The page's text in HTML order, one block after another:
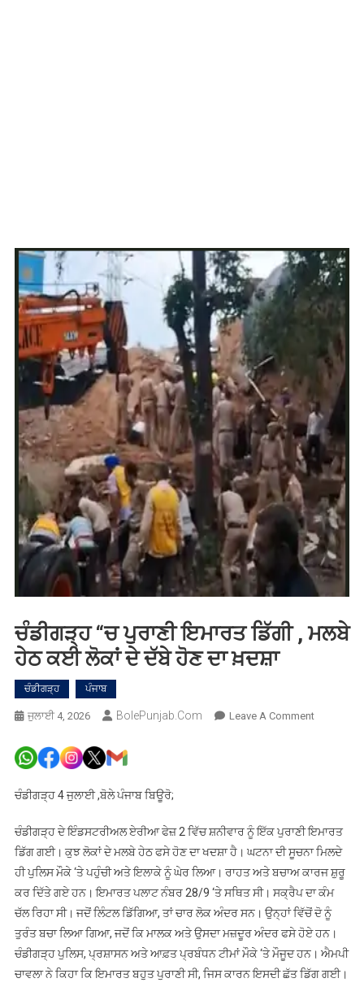
ਚੰਡੀਗੜ੍ਹ “ਚ ਪੁਰਾਣੀ ਇਮਾਰਤ ਡਿੱਗੀ , ਮਲਬੇ
ਹੇਠ ਕਈ ਲੋਕਾਂ ਦੇ ਦੱਬੇ ਹੋਣ ਦਾ ਖ਼ਦਸ਼ਾ
ਚੰਡੀਗੜ੍ਹ ਪੰਜਾਬ
ਜੁਲਾਈ 4, 2026 BolePunjab.com Leave A CommentOn
,
ਮਲਬੇ
ਕਈ
ਦੇ
ਦੱਬੇ
ਹੋਣ
ਦਾ
ਚੰਡੀਗੜ੍ਹ 4 ਜੁਲਾਈ ,ਬੋਲੇ ਪੰਜਾਬ ਬਿਊਰੋ;
ਚੰਡੀਗੜ੍ਹ ਦੇ ਇੰਡਸਟਰੀਅਲ ਏਰੀਆ ਫੇਜ਼ 2 ਵਿੱਚ ਸ਼ਨੀਵਾਰ ਨੂੰ ਇੱਕ ਪੁਰਾਣੀ ਇਮਾਰਤ
ਡਿੱਗ ਗਈ। ਕੁਝ ਲੋਕਾਂ ਦੇ ਮਲਬੇ ਹੇਠ ਫਸੇ ਹੋਣ ਦਾ ਖਦਸ਼ਾ ਹੈ। ਘਟਨਾ ਦੀ ਸੂਚਨਾ ਮਿਲਦੇ
ਹੀ ਪੁਲਿਸ ਮੌਕੇ ‘ਤੇ ਪਹੁੰਚੀ ਅਤੇ ਇਲਾਕੇ ਨੂੰ ਘੇਰ ਲਿਆ। ਰਾਹਤ ਅਤੇ ਬਚਾਅ ਕਾਰਜ ਸ਼ੁਰੂ
ਕਰ ਦਿੱਤੇ ਗਏ ਹਨ। ਇਮਾਰਤ ਪਲਾਟ ਨੰਬਰ 28/9 ‘ਤੇ ਸਥਿਤ ਸੀ। ਸਕ੍ਰੈਪ ਦਾ ਕੰਮ
ਚੱਲ ਰਿਹਾ ਸੀ। ਜਦੋਂ ਲਿੰਟਲ ਡਿੱਗਿਆ, ਤਾਂ ਚਾਰ ਲੋਕ ਅੰਦਰ ਸਨ। ਉਨ੍ਹਾਂ ਵਿੱਚੋਂ ਦੋ ਨੂੰ
ਤੁਰੰਤ ਬਚਾ ਲਿਆ ਗਿਆ, ਜਦੋਂ ਕਿ ਮਾਲਕ ਅਤੇ ਉਸਦਾ ਮਜ਼ਦੂਰ ਅੰਦਰ ਫਸੇ ਹੋਏ ਹਨ।
ਚੰਡੀਗੜ੍ਹ ਪੁਲਿਸ, ਪ੍ਰਸ਼ਾਸਨ ਅਤੇ ਆਫ਼ਤ ਪ੍ਰਬੰਧਨ ਟੀਮਾਂ ਮੌਕੇ ‘ਤੇ ਮੌਜੂਦ ਹਨ। ਐਮਪੀ
ਚਾਵਲਾ ਨੇ ਕਿਹਾ ਕਿ ਇਮਾਰਤ ਬਹੁਤ ਪੁਰਾਣੀ ਸੀ, ਜਿਸ ਕਾਰਨ ਇਸਦੀ ਛੱਤ ਡਿੱਗ ਗਈ।